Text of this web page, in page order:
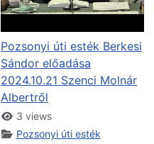
Pozsonyi úti esték Berkesi
Sándor előadása
2024.10.21 Szenci Molnár
Albertről
3 views
Pozsonyi úti esték